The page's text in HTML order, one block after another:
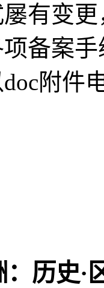
有变
备案
附件
历史·